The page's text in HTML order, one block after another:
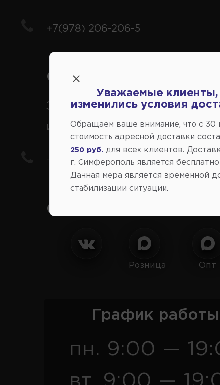
+7(978) 206-206-5
Справочный центр:
Заказ шин, дисков,
иномарки
+7(978) 206-206-8
Социальные сети:
Розница Опт
График
пн. 9:00 —
вт. 9:00 —
Уважаемые клиенты,
изменились условия
Обращаем ваше внимание, что c 30
стоимость адресной доставки
250 руб. для всех клиентов.
г. Симферополь является
Данная мера является временной
стабилизации ситуации.